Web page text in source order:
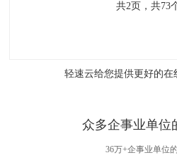
共2页，共73
轻速云给您提供更好的在
众多企事业单位
36万+企事业单位